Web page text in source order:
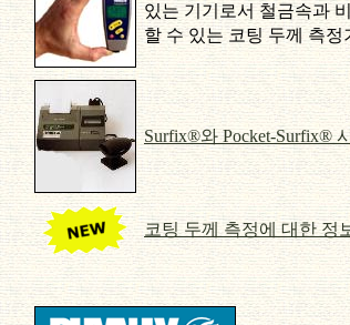
있는 기기로서 철금속과
할 수있는 코팅 두께 측정
Surfix®와 Pocket-Surfix®
코팅 두께 측정에 대한 정